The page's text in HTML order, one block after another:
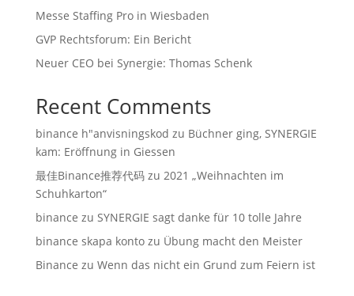
Messe Staffing Pro in Wiesbaden
GVP Rechtsforum: Ein Bericht
Neuer CEO bei Synergie: Thomas Schenk
Recent Comments
binance h"anvisningskod zu Büchner ging, SYNERGIE
kam: Eröffnung in Giessen
最佳Binance推荐代码zu 2021 „Weihnachten im
Schuhkarton“
binance zu SYNERGIE sagt danke für 10 tolle Jahre
binance skapa kontozu Übung macht den Meister
Binance zu Wenn das nicht ein Grund zum Feiern ist